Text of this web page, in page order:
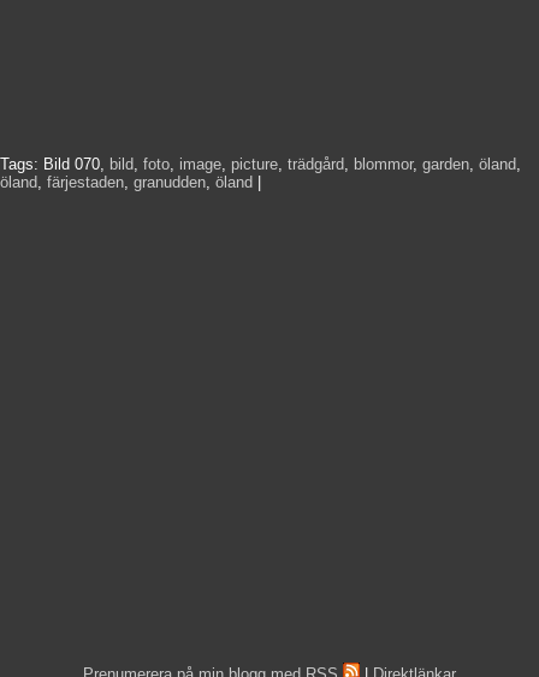
Tags: Bild 070, bild, foto, image, picture, trädgård, blommor, garden, öland,
öland, färjestaden, granudden, öland